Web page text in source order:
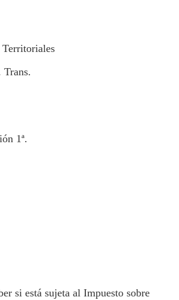
1ª.
si está sujeta al Impuesto sobre